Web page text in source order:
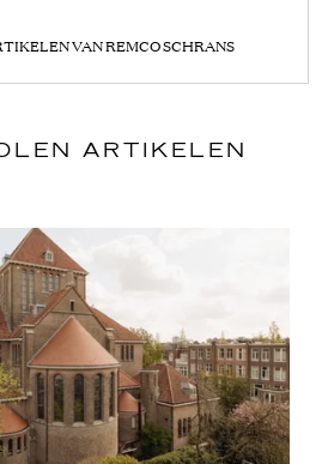
VAN REMCO SCHRANS
ARTIKELEN